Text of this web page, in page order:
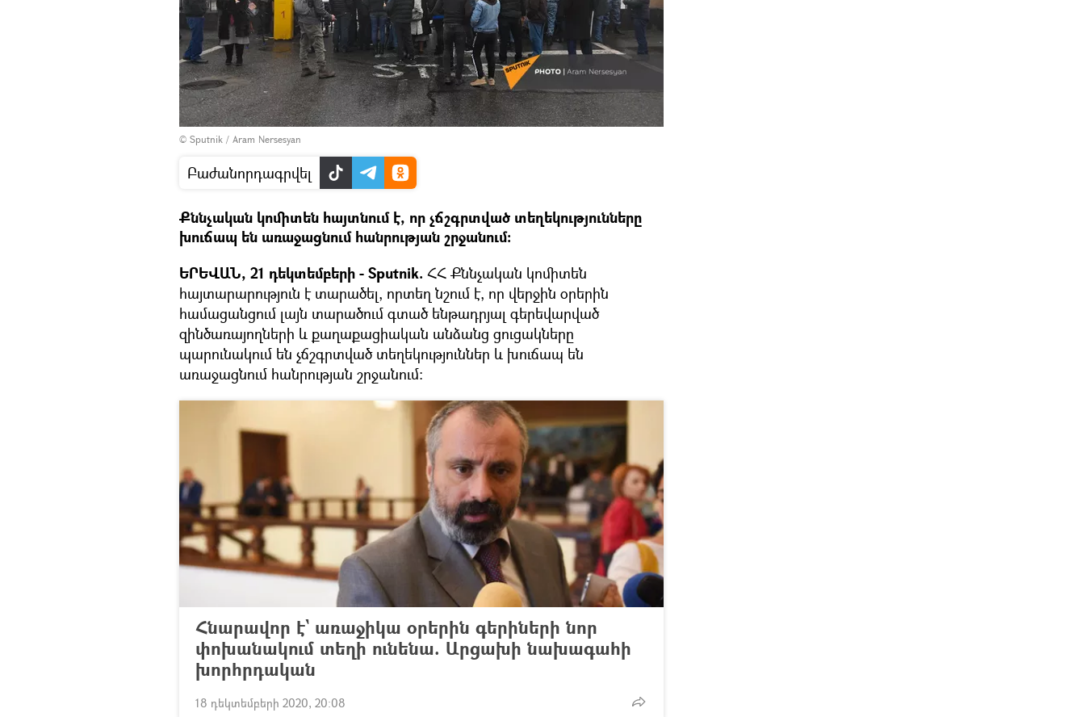
© Sputnik / Aram Nersesyan
Բաժանորդագրվել
Քննչական կոմիտեն հայտնում է, որ չճշգրտված տեղեկությունները
խուճապ են առաջացնում հանրության շրջանում։
ԵՐԵՎԱՆ, 21 դեկտեմբերի - Sputnik. ՀՀ Քննչական կոմիտեն
հայտարարություն է տարածել, որտեղ նշում է, որ վերջին օրերին
համացանցում լայն տարածում գտած ենթադրյալ գերեվարված
զինծառայողների և քաղաքացիական անձանց ցուցակները
պարունակում են չճշգրտված տեղեկություններ և խուճապ են
առաջացնում հանրության շրջանում:
Հնարավոր է` առաջիկա օրերին գերիների նոր
փոխանակում տեղի ունենա. Արցախի նախագահի
խորհրդական
18 դեկտեմբերի 2020, 20:08